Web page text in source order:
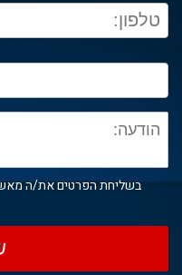
בשליחת הפרטים את/ה